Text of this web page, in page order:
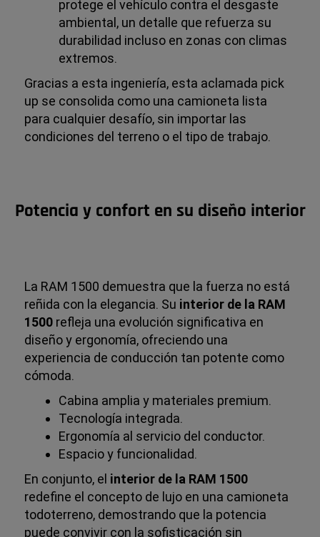
protege el vehículo contra el desgaste
ambiental, un detalle que refuerza su
durabilidad incluso en zonas con climas
extremos.
Gracias a esta ingeniería, esta aclamada pick
up se consolida como una camioneta lista
para cualquier desafío, sin importar las
condiciones del terreno o el tipo de trabajo.
Potencia y confort en su diseño interior
La RAM 1500 demuestra que la fuerza no está
reñida con la elegancia. Su interior de la RAM
1500 refleja una evolución significativa en
diseño y ergonomía, ofreciendo una
experiencia de conducción tan potente como
cómoda.
Cabina amplia y materiales premium.
Tecnología integrada.
Ergonomía al servicio del conductor.
Espacio y funcionalidad.
En conjunto, el interior de la RAM 1500
redefine el concepto de lujo en una camioneta
todoterreno, demostrando que la potencia
puede convivir con la sofisticación sin